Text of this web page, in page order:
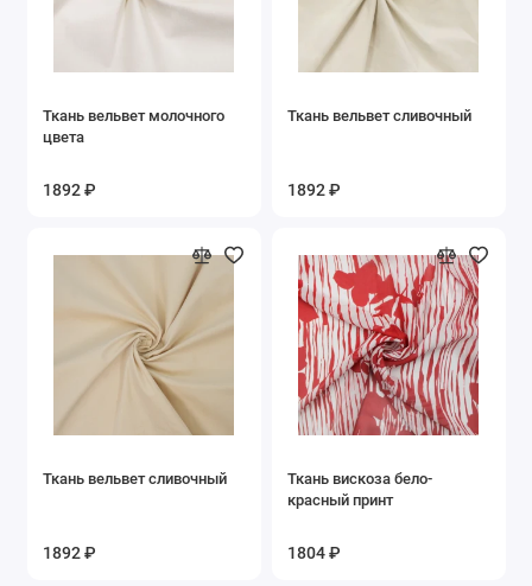
Ткань вельвет молочного
цвета
1892 ₽
Ткань вельвет сливочный
1892 ₽
Ткань вельвет сливочный
1892 ₽
Ткань вискоза бело-
красный принт
1804 ₽